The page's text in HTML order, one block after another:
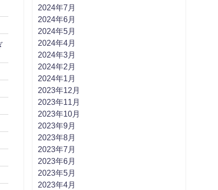
2024年7月
2024年6月
2024年5月
2024年4月
2024年3月
2024年2月
2024年1月
2023年12月
2023年11月
2023年10月
2023年9月
2023年8月
2023年7月
2023年6月
2023年5月
2023年4月